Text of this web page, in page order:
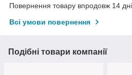
Повернення товару впродовж 14
Всі умови повернення
Подібні товари компанії